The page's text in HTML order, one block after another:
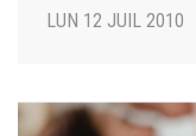
LUN 12 JUIL 2010